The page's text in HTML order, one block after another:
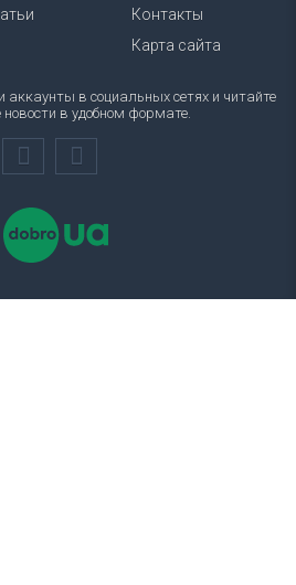
Контакты
Карта сайта
в социальных сетях и читайте
в удобном формате.